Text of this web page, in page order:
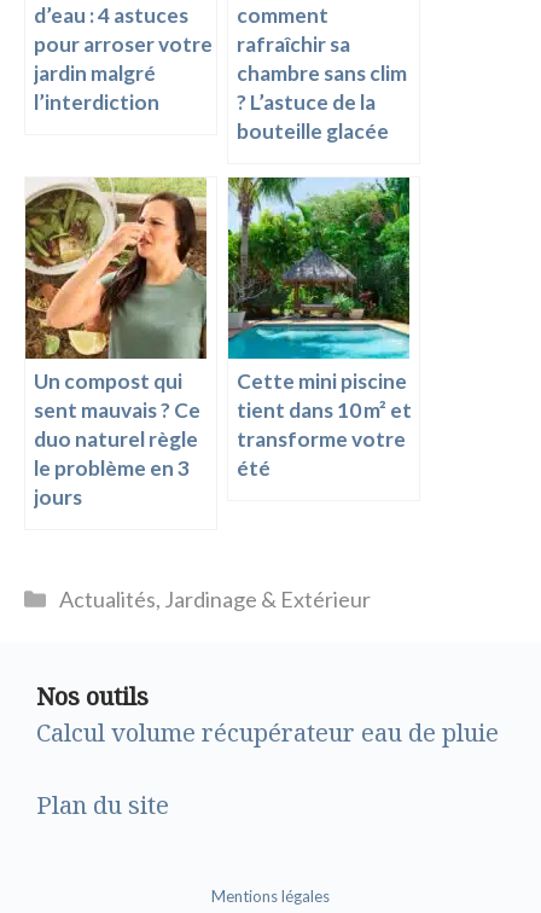
d’eau : 4 astuces
pour arroser votre
jardin malgré
l’interdiction
comment
rafraîchir sa
chambre sans clim
? L’astuce de la
bouteille glacée
Un compost qui
sent mauvais ? Ce
duo naturel règle
le problème en 3
jours
Cette mini piscine
tient dans 10 m² et
transforme votre
été
Catégories
Actualités, Jardinage & Extérieur
Nos outils
Calcul volume récupérateur eau de pluie
Plan du site
Mentions légales